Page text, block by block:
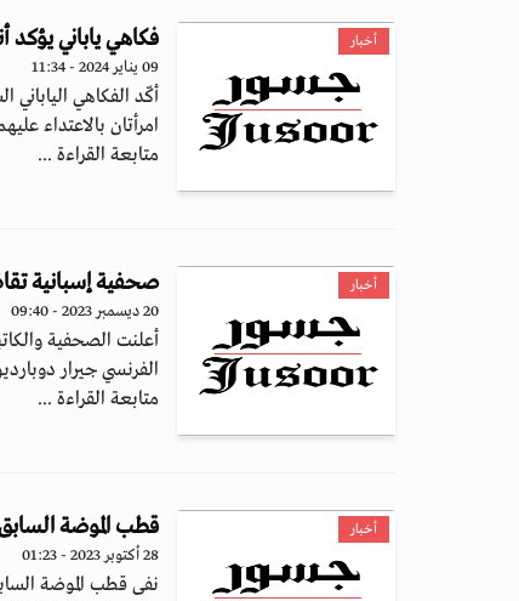
أخبار فكاهي ياباني
09 يناير 2024 - 11:34
أكّد الفكاهي
امرأتان بالاعتداء
متابعة القراءة ...
أخبار صحفية إسبانية
20 ديسمبر 2023 - 09:40
أعلنت الصحفية
الفرنسي جيرار
متابعة القراءة ...
أخبار قطب الموضة السابق
28 أكتوبر 2023 - 01:23
نفى قطب الموضة